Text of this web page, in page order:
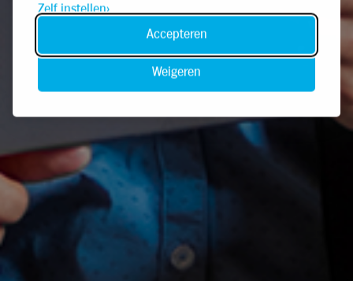
Zelf instellen
Weigeren
Accepteren